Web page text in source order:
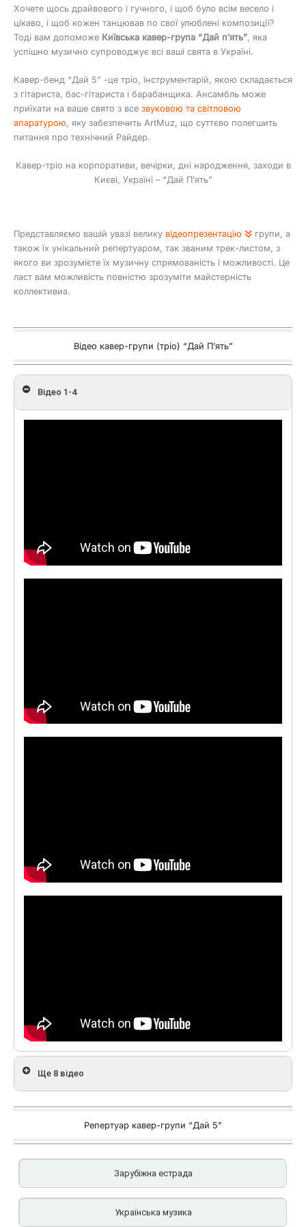
Хочете щось драйвового і гучного, і щоб було всім весело і
цікаво, і щоб кожен танцював по свої улюблені композиції?
Тоді вам допоможе Київська кавер-група “Дай п’ять”, яка
успішно музично супроводжує всі ваші свята в Україні.
Кавер-бенд “Дай 5” -це тріо, інструментарій, якою складається
з гітариста, бас-гітариста і барабанщика. Ансамбль може
приїхати на ваше свято з все звуковою та світловою
апаратурою, яку забезпечить ArtMuz, що суттєво полегшить
питання про технічний Райдер.
Кавер-тріо на корпоративи, вечірки, дні народження, заходи в
Києві, Україні – “Дай П’ять”
Представляємо вашій увазі велику відеопрезентацію
групи, а
також їх унікальний репертуаром, так званим трек-листом, з
якого ви зрозумієте їх музичну спрямованість і можливості. Це
ласт вам можливість повністю зрозуміти майстерність
коллективиа.
Відео кавер-групи (тріо) “Дай П’ять”
Відео 1-4
Ще 8 відео
Репертуар кавер-групи “Дай 5”
Зарубіжна естрада
Українська музика